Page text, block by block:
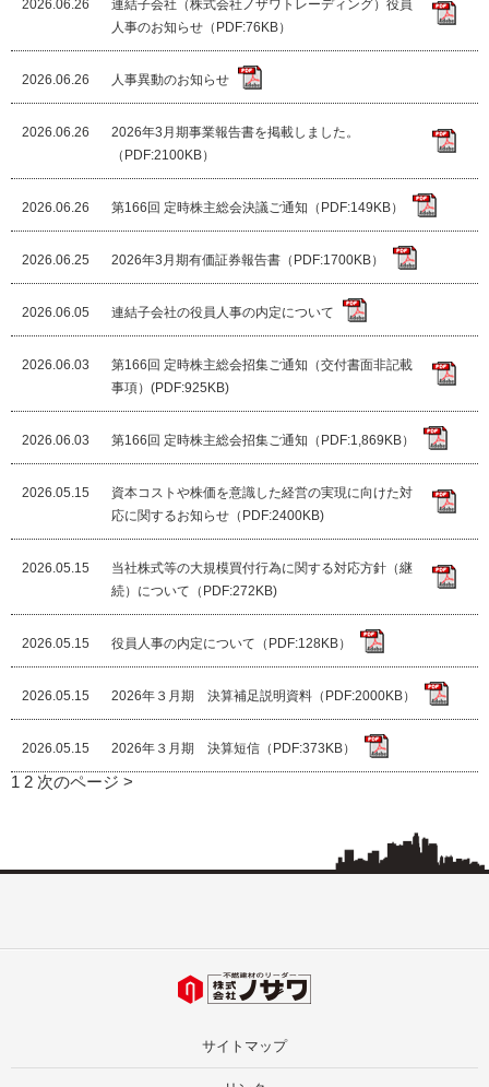
2026.06.26
連結子会社（株式会社ノザワトレーディング）役員
人事のお知らせ（PDF:76KB）
2026.06.26 人事異動のお知らせ
2026.06.26
2026年3月期事業報告書を掲載しました。
（PDF:2100KB）
2026.06.26 第166回 定時株主総会決議ご通知（PDF:149KB）
2026.06.25 2026年3月期有価証券報告書（PDF:1700KB）
2026.06.05 連結子会社の役員人事の内定について
2026.06.03
第166回 定時株主総会招集ご通知（交付書面非記載
事項）(PDF:925KB)
2026.06.03 第166回 定時株主総会招集ご通知（PDF:1,869KB）
2026.05.15
資本コストや株価を意識した経営の実現に向けた対
応に関するお知らせ（PDF:2400KB)
2026.05.15
当社株式等の大規模買付行為に関する対応方針（継
続）について（PDF:272KB)
2026.05.15 役員人事の内定について（PDF:128KB）
2026.05.15 2026年３月期 決算補足説明資料（PDF:2000KB）
2026.05.15 2026年３月期 決算短信（PDF:373KB）
1 2 次のページ >
サイトマップ